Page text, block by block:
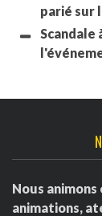
parié sur
Scandale
Nous
animations,